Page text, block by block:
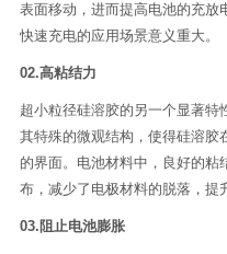
表面移动，进而提高电池的充放
快速充电的应用场景意义重大。
02.高粘结力
超小粒径硅溶胶的另一个显著
其特殊的微观结构，使得硅溶胶
的界面。电池材料中，良好的粘
布，减少了电极材料的脱落，提
03.阻止电池膨胀